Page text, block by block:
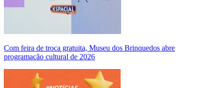
Com feira de troca gratuita, Museu dos Brinquedos abre
programação cultural de 2026